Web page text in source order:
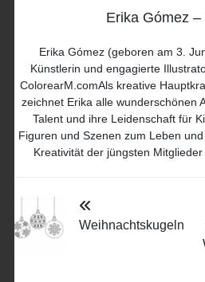
Erika Gómez –
Erika Gómez (geboren am 3.
Künstlerin und engagierte
ColorearM.comAls kreative
zeichnet Erika alle wunderschönen
Talent und ihre Leidenschaft für
Figuren und Szenen zum Leben
Kreativität der jüngsten
Weihnachtskugeln